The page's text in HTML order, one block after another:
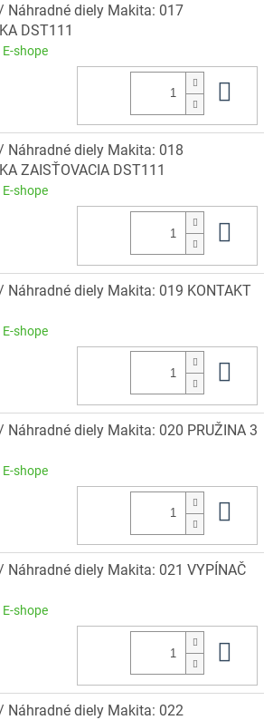
Náhradné diely Makita: 017
DST111
shope
Náhradné diely Makita: 018
ZAISŤOVACIA DST111
shope
Náhradné diely Makita: 019 KONTAKT
shope
Náhradné diely Makita: 020 PRUŽINA 3
shope
Náhradné diely Makita: 021 VYPÍNAČ
shope
Náhradné diely Makita: 022